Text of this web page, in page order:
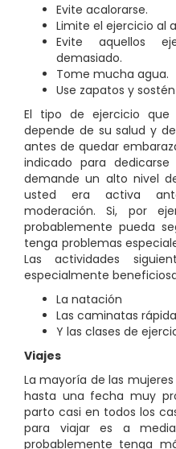
Evite acalorarse.
Limite el ejercicio al
Evite aquellos
demasiado.
Tome mucha agua.
Use zapatos y
El tipo de ejercicio que
depende de su salud y
antes de quedar
indicado para
demande un alto nivel
usted era activa
moderación. Si, por
probablemente pueda
tenga problemas
Las actividades
especialmente
La natación
Las caminatas
Y las clases de
Viajes
La mayoría de las
hasta una fecha muy
parto casi en todos los
para viajar es a
probablemente tenga